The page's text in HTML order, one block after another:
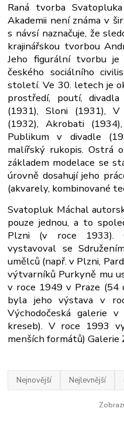
Raná tvorba
Akademii není známa v
s návsí naznačuje, že
krajinářskou tvorbou
Jeho figurální tvorbu
českého sociálního
století. Ve 30. letech je
prostředí, poutí,
(1931), Sloni (1931),
(1932), Akrobati
Publikum v divadle
malířský rukopis. Ostrá
základem modelace se
úrovně dosahují jeho
(akvarely, kombinované
Svatopluk Máchal
pouze jednou, a to
Plzni (v roce 1933).
vystavoval se
umělců (např. v Plzni,
výtvarníků Purkyně mu
v roce 1949 v Praze (54
byla jeho výstava v
Východočeská galerie
kreseb). V roce 1993
menších formátů) Galerie
Nejnovější Nejlevnější